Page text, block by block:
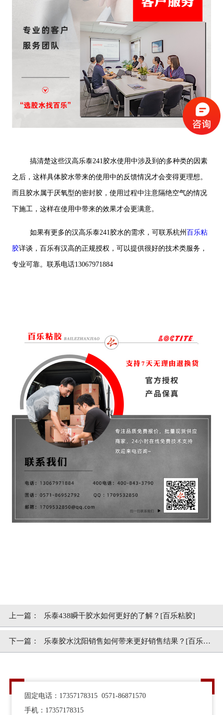
搞清楚这些汉高乐泰241胶水使用中涉及到的多种类的因素
之后，这样具体胶水带来的使用中的反馈情况才会变得更理想。
而且胶水属于厌氧型的密封胶，使用过程中注意隔绝空气的情况
下施工，这样在使用中带来的效果才会更满意。
如果有更多的汉高乐泰241胶水的需求，可联系杭州 百乐粘
胶详谈，百乐有汉高的正规授权，可以提供很好的技术类服务，
专业可靠。联系电话13067971884
上一篇： 乐泰438瞬干胶水如何更好的了解？[百乐粘胶]
下一篇： 乐泰胶水沈阳销售如何带来更好销售结果？[百乐粘
固定电话：17357178315 0571-86871570
手机：17357178315